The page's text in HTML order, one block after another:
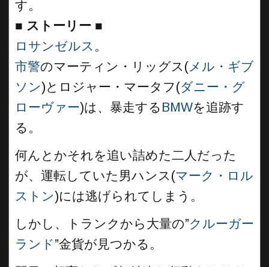
す。
■ ストーリー ■
ロサンゼルス 。
市警のマーティン・リッグス(メル・ギブ
ソン)とロジャー・マータフ(ダニー・グ
ローヴァー)は、暴走する BMWを追跡す
る。
何んとかそれを追い詰めた二人だった
が、運転していた男ハンス(マーク・ロル
ストン)には逃げられてしまう。
しかし、トランクから大量の”クルーガー
ランド”金貨が見つかる。